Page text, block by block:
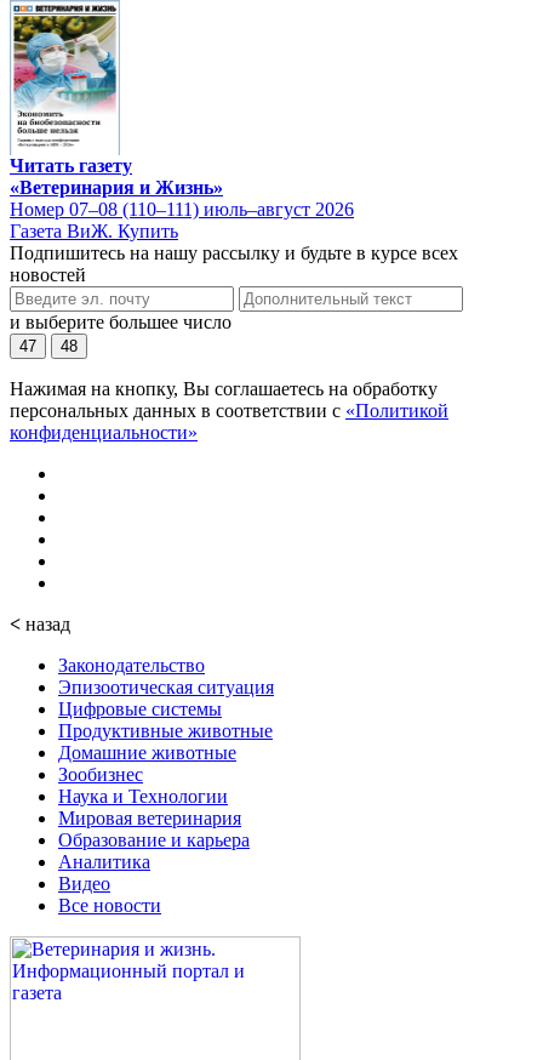
Читать газету
«Ветеринария и Жизнь»
Номер 07–08 (110–111) июль–август 2026
Газета ВиЖ. Купить
Подпишитесь на нашу рассылку и будьте в курсе всех
новостей
и выберите большее число
47 48
Нажимая на кнопку, Вы соглашаетесь на обработку
персональных данных в соответствии с «Политикой
конфиденциальности»
< назад
Законодательство
Эпизоотическая ситуация
Цифровые системы
Продуктивные животные
Домашние животные
Зообизнес
Наука и Технологии
Мировая ветеринария
Образование и карьера
Аналитика
Видео
Все новости